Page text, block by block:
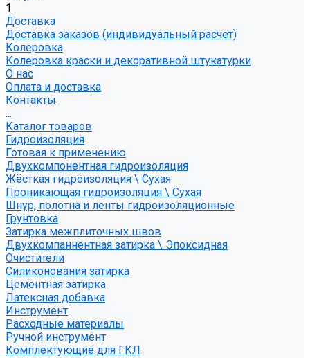
1
Доставка
Доставка заказов (индивидуальный расчет)
Колеровка
Колеровка краски и декоративной штукатурки
О нас
Оплата и доставка
Контакты
...
Каталог товаров
Гидроизоляция
Готовая к применению
Двухкомпонентная гидроизоляция
Жёсткая гидроизоляция \ Сухая
Проникающая гидроизоляция \ Сухая
Шнур, полотна и ленты гидроизоляционные
Грунтовка
Затирка межплиточных швов
Двухкомпаннентная затирка \ Эпоксидная
Очистители
Силиконования затирка
Цементная затирка
Латексная добавка
Инструмент
Расходные материалы
Ручной инструмент
Комплектующие для ГКЛ